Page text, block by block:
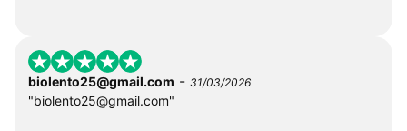
biolento25@gmail.com - 31/03/2026
"biolento25@gmail.com"